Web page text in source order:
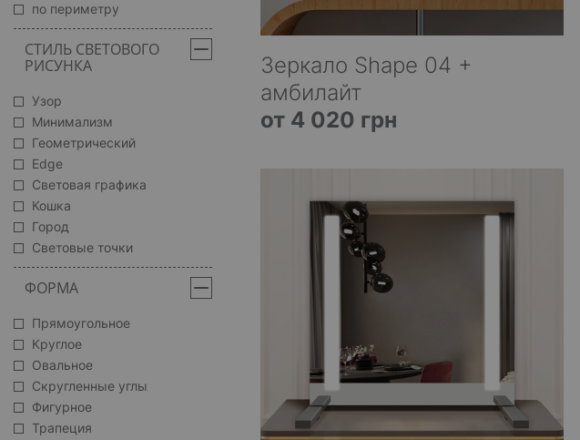
по периметру
СТИЛЬ СВЕТОВОГО
РИСУНКА
Узор
Минимализм
Геометрический
Edge
Световая графика
Кошка
Город
Световые точки
ФОРМА
Прямоугольное
Круглое
Овальное
Скругленные углы
Фигурное
Трапеция
Зеркало Shape 04 +
амбилайт
от 4 020 грн